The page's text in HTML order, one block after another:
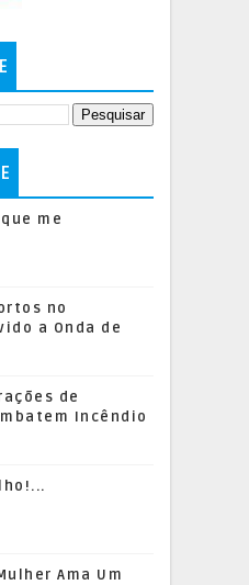
me
no
a Onda de
de
Incêndio
Ama Um